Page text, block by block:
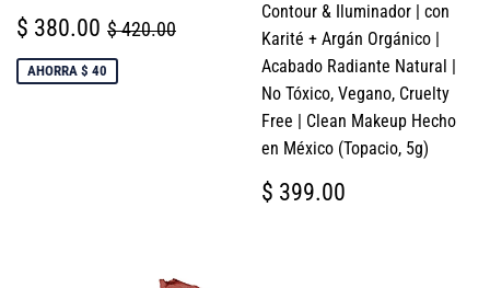
PRECIO
DE
VENTA
$ 380.00 $
380.00
PRECIO HABITUAL
$ 420.00
AHORRA $ 40
Contour & Iluminador | con
Karité + Argán Orgánico |
Acabado Radiante Natural |
No Tóxico, Vegano, Cruelty
Free | Clean Makeup Hecho
en México (Topacio, 5g)
PRECIO
HABITUAL
$ 399.00